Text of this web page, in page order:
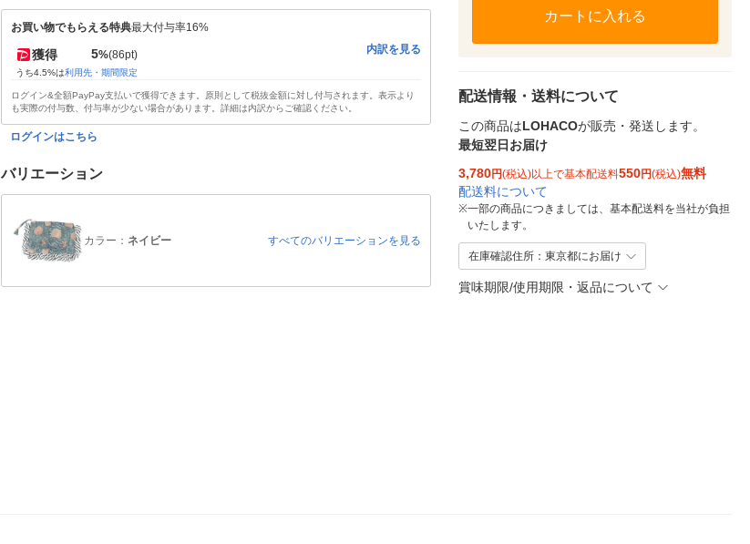
お買い物でもらえる特典最大付与率16%
獲得 5%(86pt)
うち4.5%は利用先・期間限定
内訳を見る
ログイン&全額PayPay支払いで獲得できます。原則として税抜金額に対し付与されます。表示より
も実際の付与数、付与率が少ない場合があります。詳細は内訳からご確認ください。
ログインはこちら
バリエーション
カラー： ネイビー すべてのバリエーションを見る
カートに入れる
配送情報・送料について
この商品はLOHACOが販売・発送します。
最短翌日お届け
3,780円(税込)以上で基本配送料550円(税込)無料
配送料について
※一部の商品につきましては、基本配送料を当社が負担
いたします。
在庫確認住所：東京都にお届け
賞味期限/使用期限・返品について